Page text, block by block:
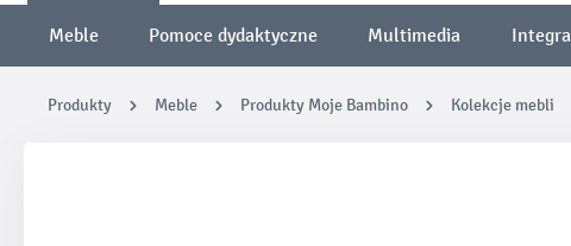
Meble Pomoce dydaktyczne Multimedia
Produkty Meble Produkty Moje Bambino Kolekcje mebli